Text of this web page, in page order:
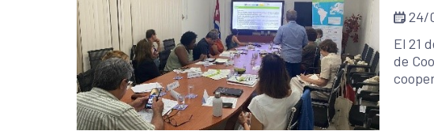
24/
El 21
de